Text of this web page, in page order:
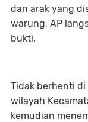
dan arak yang
warung, AP
bukti.
Tidak berhenti
wilayah
kemudian